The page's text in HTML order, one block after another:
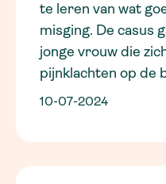
te leren van wat
misging. De casus
jonge vrouw die
pijnklachten op de
10-07-2024